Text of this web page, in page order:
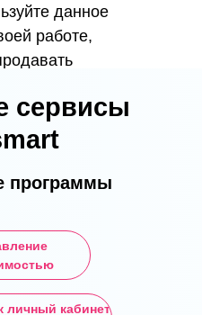
данное
работе,
сервисы
программы
личный кабинет